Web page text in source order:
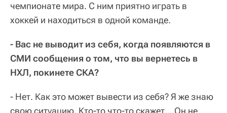
чемпионате мира. С ним приятно играть в
хоккей и находиться в одной команде.
- Вас не выводит из себя, когда появляются в
СМИ сообщения о том, что вы вернетесь в
НХЛ, покинете СКА?
- Нет. Как это может вывести из себя? Я же знаю
свою ситуацию. Кто-то что-то скажет... Он не